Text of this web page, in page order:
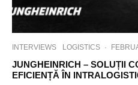
INTERVIEWS LOGISTICS ·
JUNGHEINRICH – SOLUȚII
EFICIENȚĂ ÎN